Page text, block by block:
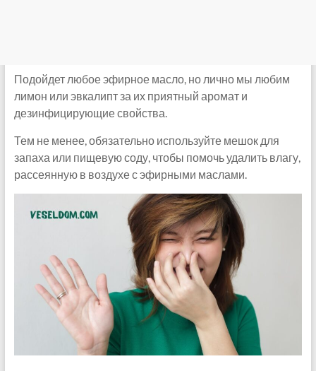
Подойдет любое эфирное масло, но лично мы любим
лимон или эвкалипт за их приятный аромат и
дезинфицирующие свойства.
Тем не менее, обязательно используйте мешок для
запаха или пищевую соду, чтобы помочь удалить влагу,
рассеянную в воздухе с эфирными маслами.